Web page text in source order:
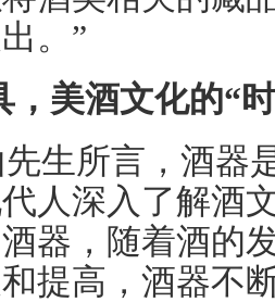
。”
，美酒文化的“
生所言，酒器
人深入了解酒
器，随着酒的
提高，酒器不